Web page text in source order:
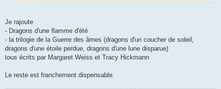
Je rajoute
- Dragons d'une flamme d'été
- la trilogie de la Guerre des âmes (dragons d'un coucher de soleil,
dragons d'une étoile perdue, dragons d'une lune disparue)
tous écrits par Margaret Weiss et Tracy Hickmann
Le reste est franchement dispensable.